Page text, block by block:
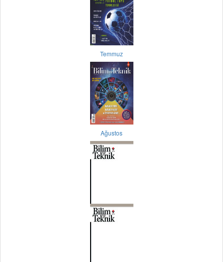
Temmuz
Ağustos